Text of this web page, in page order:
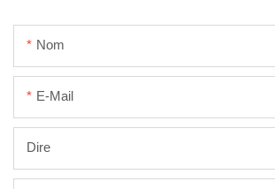
Nom
E-Mail
Dire